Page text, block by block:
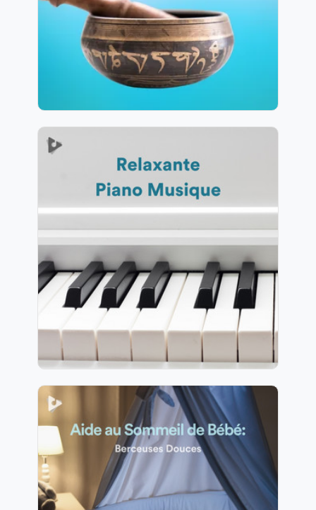
Jouer
583 suiveurs
Relaxante Piano Musique
Jouer
115 suiveurs
Aide au Sommeil de Bébé:
Berceuses Douces
Info